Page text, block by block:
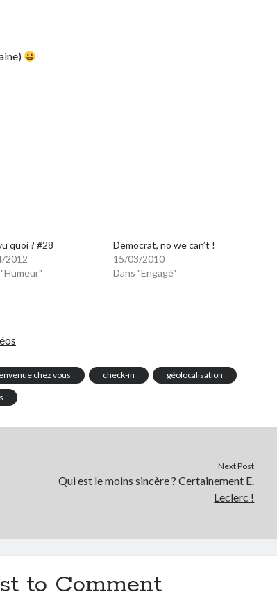
quoi ? #28
2012
Democrat, no we can’t !
15/03/2010
Dans "Engagé"
chez vous check-in géolocalisation
Next Post
Qui est le moins sincère ? Certainement E.
Leclerc !
to Comment